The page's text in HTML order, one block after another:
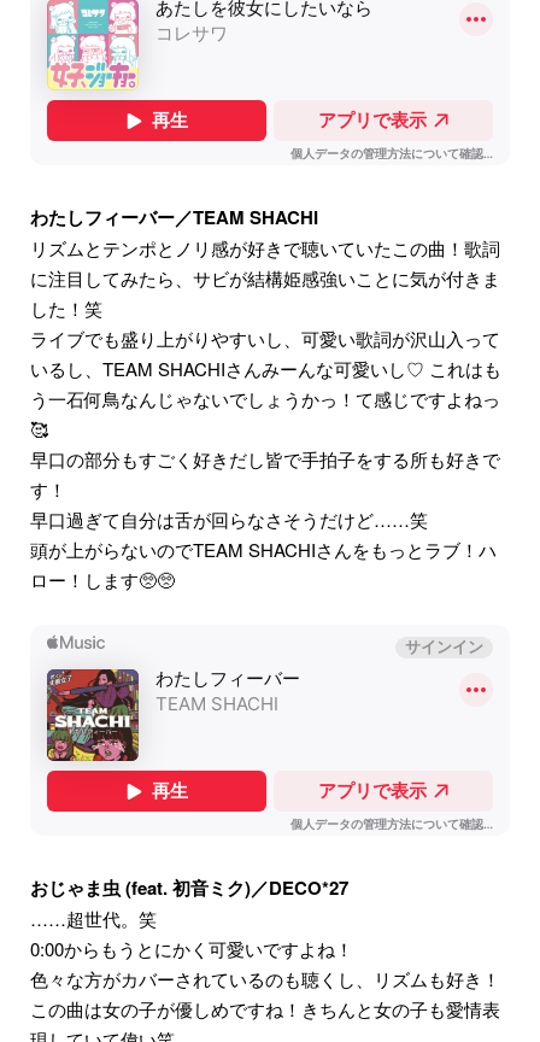
わたしフィーバー／TEAM SHACHI
リズムとテンポとノリ感が好きで聴いていたこの曲！歌詞
に注目してみたら、サビが結構姫感強いことに気が付きま
した！笑
ライブでも盛り上がりやすいし、可愛い歌詞が沢山入って
いるし、TEAM SHACHIさんみーんな可愛いし♡ これはも
う一石何鳥なんじゃないでしょうかっ！て感じですよねっ
🥰
早口の部分もすごく好きだし皆で手拍子をする所も好きで
す！
早口過ぎて自分は舌が回らなさそうだけど……笑
頭が上がらないのでTEAM SHACHIさんをもっとラブ！ハ
ロー！します🥺🥺
おじゃま虫 (feat. 初音ミク)／DECO*27
……超世代。笑
0:00からもうとにかく可愛いですよね！
色々な方がカバーされているのも聴くし、リズムも好き！
この曲は女の子が優しめですね！きちんと女の子も愛情表